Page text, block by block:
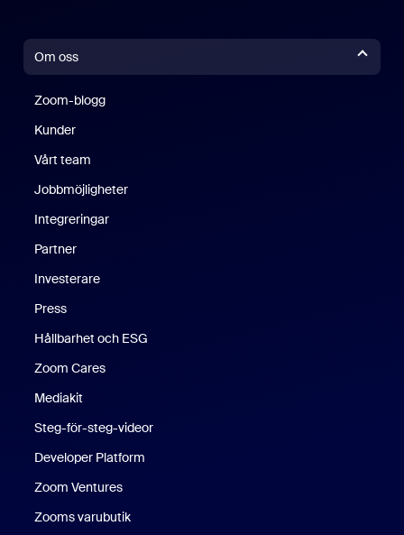
Om oss
Zoom-blogg
Kunder
Vårt team
Jobbmöjligheter
Integreringar
Partner
Investerare
Press
Hållbarhet och ESG
Zoom Cares
Mediakit
Steg-för-steg-videor
Developer Platform
Zoom Ventures
Zooms varubutik